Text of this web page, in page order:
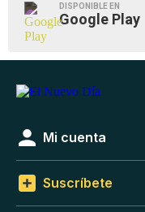
DISPONIBLE EN
Google Play
Mi cuenta
Suscríbete